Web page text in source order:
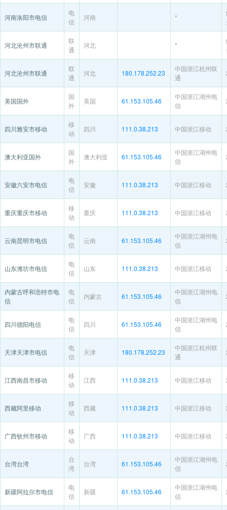
河南洛阳市电信
电
信
河南 *
河北沧州市联通
联
通
河北 *
河北沧州市联通
联
通
河北 180.178.252.23
中国浙江杭州联
通
美国国外
国
外
美国 61.153.105.46
中国浙江湖州电
信
四川雅安市移动
移
动
四川 111.0.38.213 中国浙江移动
澳大利亚国外
国
外
澳大利亚 61.153.105.46
中国浙江湖州电
信
安徽六安市电信
电
信
安徽 111.0.38.213 中国浙江移动
重庆重庆市移动
移
动
重庆 111.0.38.213 中国浙江移动
云南昆明市电信
电
信
云南 61.153.105.46
中国浙江湖州电
信
山东潍坊市电信
电
信
山东 111.0.38.213 中国浙江移动
内蒙古呼和浩特市电
信
电
信
内蒙古 61.153.105.46
中国浙江湖州电
信
四川德阳电信
电
信
四川 61.153.105.46
中国浙江湖州电
信
天津天津市电信
电
信
天津 180.178.252.23
中国浙江杭州联
通
江西南昌市移动
移
动
江西 111.0.38.213 中国浙江移动
西藏阿里移动
移
动
西藏 111.0.38.213 中国浙江移动
广西钦州市移动
移
动
广西 111.0.38.213 中国浙江移动
台湾台湾
台
湾
台湾 61.153.105.46
中国浙江湖州电
信
新疆阿拉尔市电信
电
信
新疆 61.153.105.46
中国浙江湖州电
信